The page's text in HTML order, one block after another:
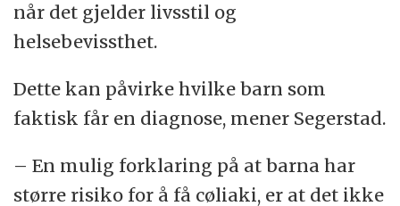
når det gjelder livsstil og
helsebevissthet.
Dette kan påvirke hvilke barn som
faktisk får en diagnose, mener Segerstad.
– En mulig forklaring på at barna har
større risiko for å få cøliaki, er at det ikke